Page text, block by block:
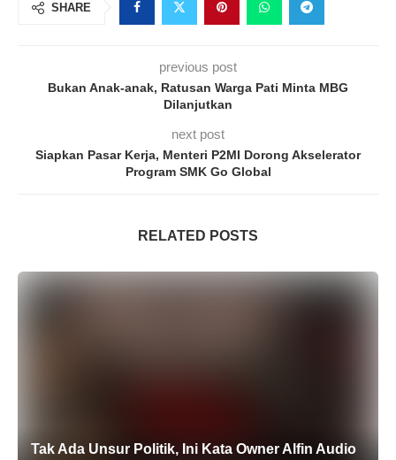
SHARE
previous post
Bukan Anak-anak, Ratusan Warga Pati Minta MBG
Dilanjutkan
next post
Siapkan Pasar Kerja, Menteri P2MI Dorong Akselerator
Program SMK Go Global
RELATED POSTS
Tak Ada Unsur Politik, Ini Kata Owner Alfin Audio